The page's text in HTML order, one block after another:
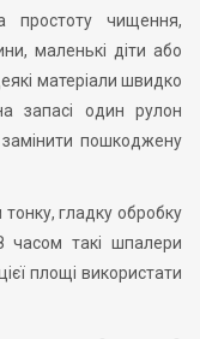
простоту чищення,
маленькі діти або
матеріали швидко
запасі один рулон
пошкоджену
гладку обробку
часом такі шпалери
площі використати